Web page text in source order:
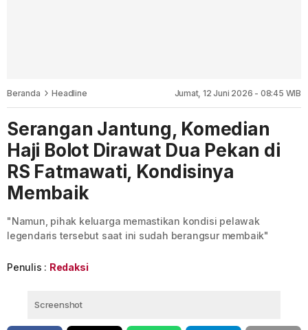
Beranda Headline Jumat, 12 Juni 2026 - 08:45 WIB
Serangan Jantung, Komedian
Haji Bolot Dirawat Dua Pekan di
RS Fatmawati, Kondisinya
Membaik
"Namun, pihak keluarga memastikan kondisi pelawak
legendaris tersebut saat ini sudah berangsur membaik"
Penulis : Redaksi
Screenshot